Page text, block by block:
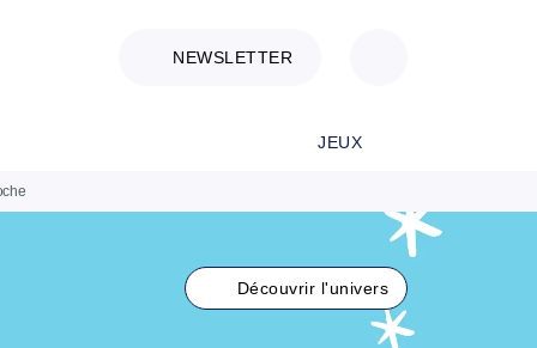
NEWSLETTER
JEUX
Découvrir l'univers